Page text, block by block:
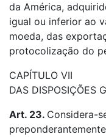
da América,
igual ou inferior ao
moeda, das
protocolização do
CAPÍTULO VII
DAS DISPOSIÇÕES
Art. 23. Considera-